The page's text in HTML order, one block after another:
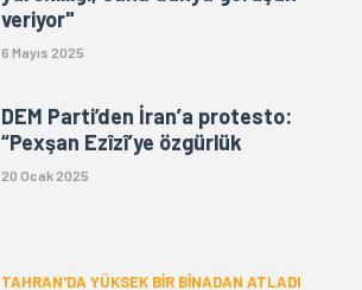
veriyor"
6 Mayıs 2025
DEM Parti’den İran’a protesto:
“Pexşan Ezîzî’ye özgürlük
20 Ocak 2025
TAHRAN'DA YÜKSEK BİR BİNADAN ATLADI